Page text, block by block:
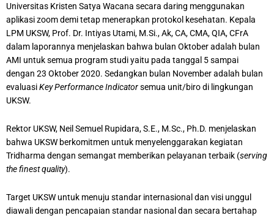
Universitas Kristen Satya Wacana secara daring menggunakan
aplikasi zoom demi tetap menerapkan protokol kesehatan. Kepala
LPM UKSW, Prof. Dr. Intiyas Utami, M.Si., Ak, CA, CMA, QIA, CFrA
dalam laporannya menjelaskan bahwa bulan Oktober adalah bulan
AMI untuk semua program studi yaitu pada tanggal 5 sampai
dengan 23 Oktober 2020. Sedangkan bulan November adalah bulan
evaluasiKey Performance Indicatorsemua unit/biro di lingkungan
UKSW.
Rektor UKSW, Neil Semuel Rupidara, S.E., M.Sc., Ph.D. menjelaskan
bahwa UKSW berkomitmen untuk menyelenggarakan kegiatan
Tridharma dengan semangat memberikan pelayanan terbaik (serving
the finest quality).
Target UKSW untuk menuju standar internasional dan visi unggul
diawali dengan pencapaian standar nasional dan secara bertahap